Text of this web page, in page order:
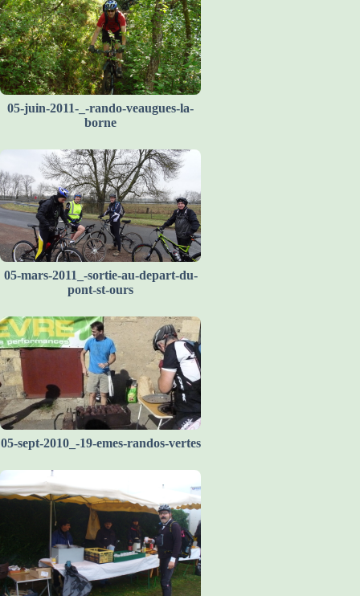
05-juin-2011-_-rando-veaugues-la-
borne
05-mars-2011_-sortie-au-depart-du-
pont-st-ours
05-sept-2010_-19-emes-randos-vertes